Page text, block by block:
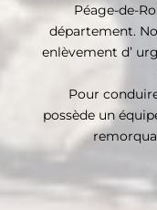
Péage-de-
département.
enlèvement d’
Pour
possède un